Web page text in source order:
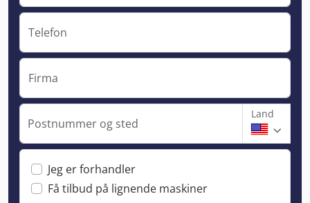
Telefon
Firma
Postnummer og sted
Land
Jeg er forhandler
Få tilbud på lignende maskiner